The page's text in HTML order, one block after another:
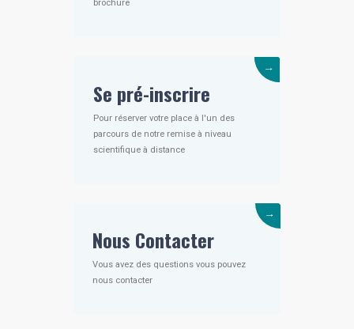
brochure
Se pré-inscrire
Pour réserver votre place à l'un des
parcours de notre remise à niveau
scientifique à distance
→
Nous Contacter
Vous avez des questions vous pouvez
nous contacter
→